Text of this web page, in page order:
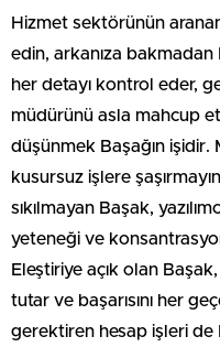
Hizmet sektörünün
edin, arkanıza
her detayı kontrol eder,
müdürünü asla mahcup
düşünmek Başağın işidir.
kusursuz işlere
sıkılmayan Başak,
yeteneği ve
Eleştiriye açık olan
tutar ve başarısını her
gerektiren hesap işleri de